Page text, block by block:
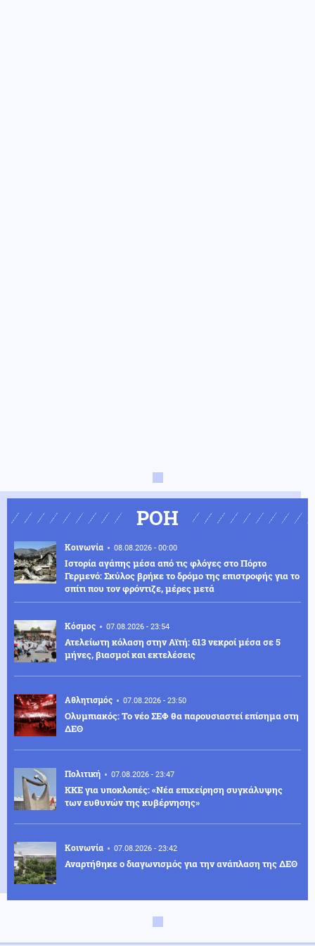
ΡΟΗ
Κοινωνία 08.08.2026 - 00:00
Ιστορία αγάπης μέσα από τις φλόγες στο Πόρτο
Γερμενό: Σκύλος βρήκε το δρόμο της επιστροφής για το
σπίτι που τον φρόντιζε, μέρες μετά
Κόσμος 07.08.2026 - 23:54
Ατελείωτη κόλαση στην Αϊτή: 613 νεκροί μέσα σε 5
μήνες, βιασμοί και εκτελέσεις
Αθλητισμός 07.08.2026 - 23:50
Ολυμπιακός: Το νέο ΣΕΦ θα παρουσιαστεί επίσημα στη
ΔΕΘ
Πολιτική 07.08.2026 - 23:47
ΚΚΕ για υποκλοπές: «Νέα επιχείρηση συγκάλυψης
των ευθυνών της κυβέρνησης»
Κοινωνία 07.08.2026 - 23:42
Αναρτήθηκε ο διαγωνισμός για την ανάπλαση της ΔΕΘ